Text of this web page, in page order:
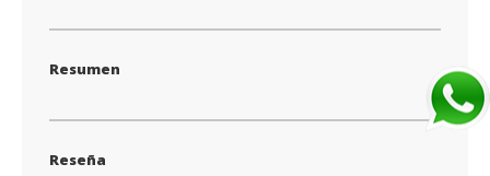
Resumen
Reseña